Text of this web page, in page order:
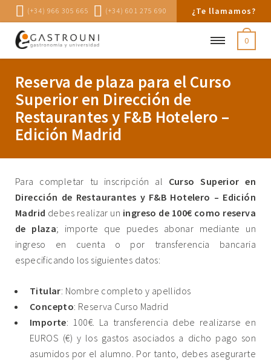
(+34) 966 305 665 (+34) 601 275 690 ¿Te llamamos?
0
Reserva de plaza para el Curso
Superior en Dirección de
Restaurantes y F&B Hotelero –
Edición Madrid
Para completar tu inscripción al Curso Superior en
Dirección de Restaurantes y F&B Hotelero – Edición
Madrid debes realizar un ingreso de 100€ como reserva
de plaza; importe que puedes abonar mediante un
ingreso en cuenta o por transferencia bancaria
especificando los siguientes datos:
Titular: Nombre completo y apellidos
Concepto: Reserva Curso Madrid
Importe: 100€. La transferencia debe realizarse en
EUROS (€) y los gastos asociados a dicho pago son
asumidos por el alumno. Por tanto, debes asegurarte